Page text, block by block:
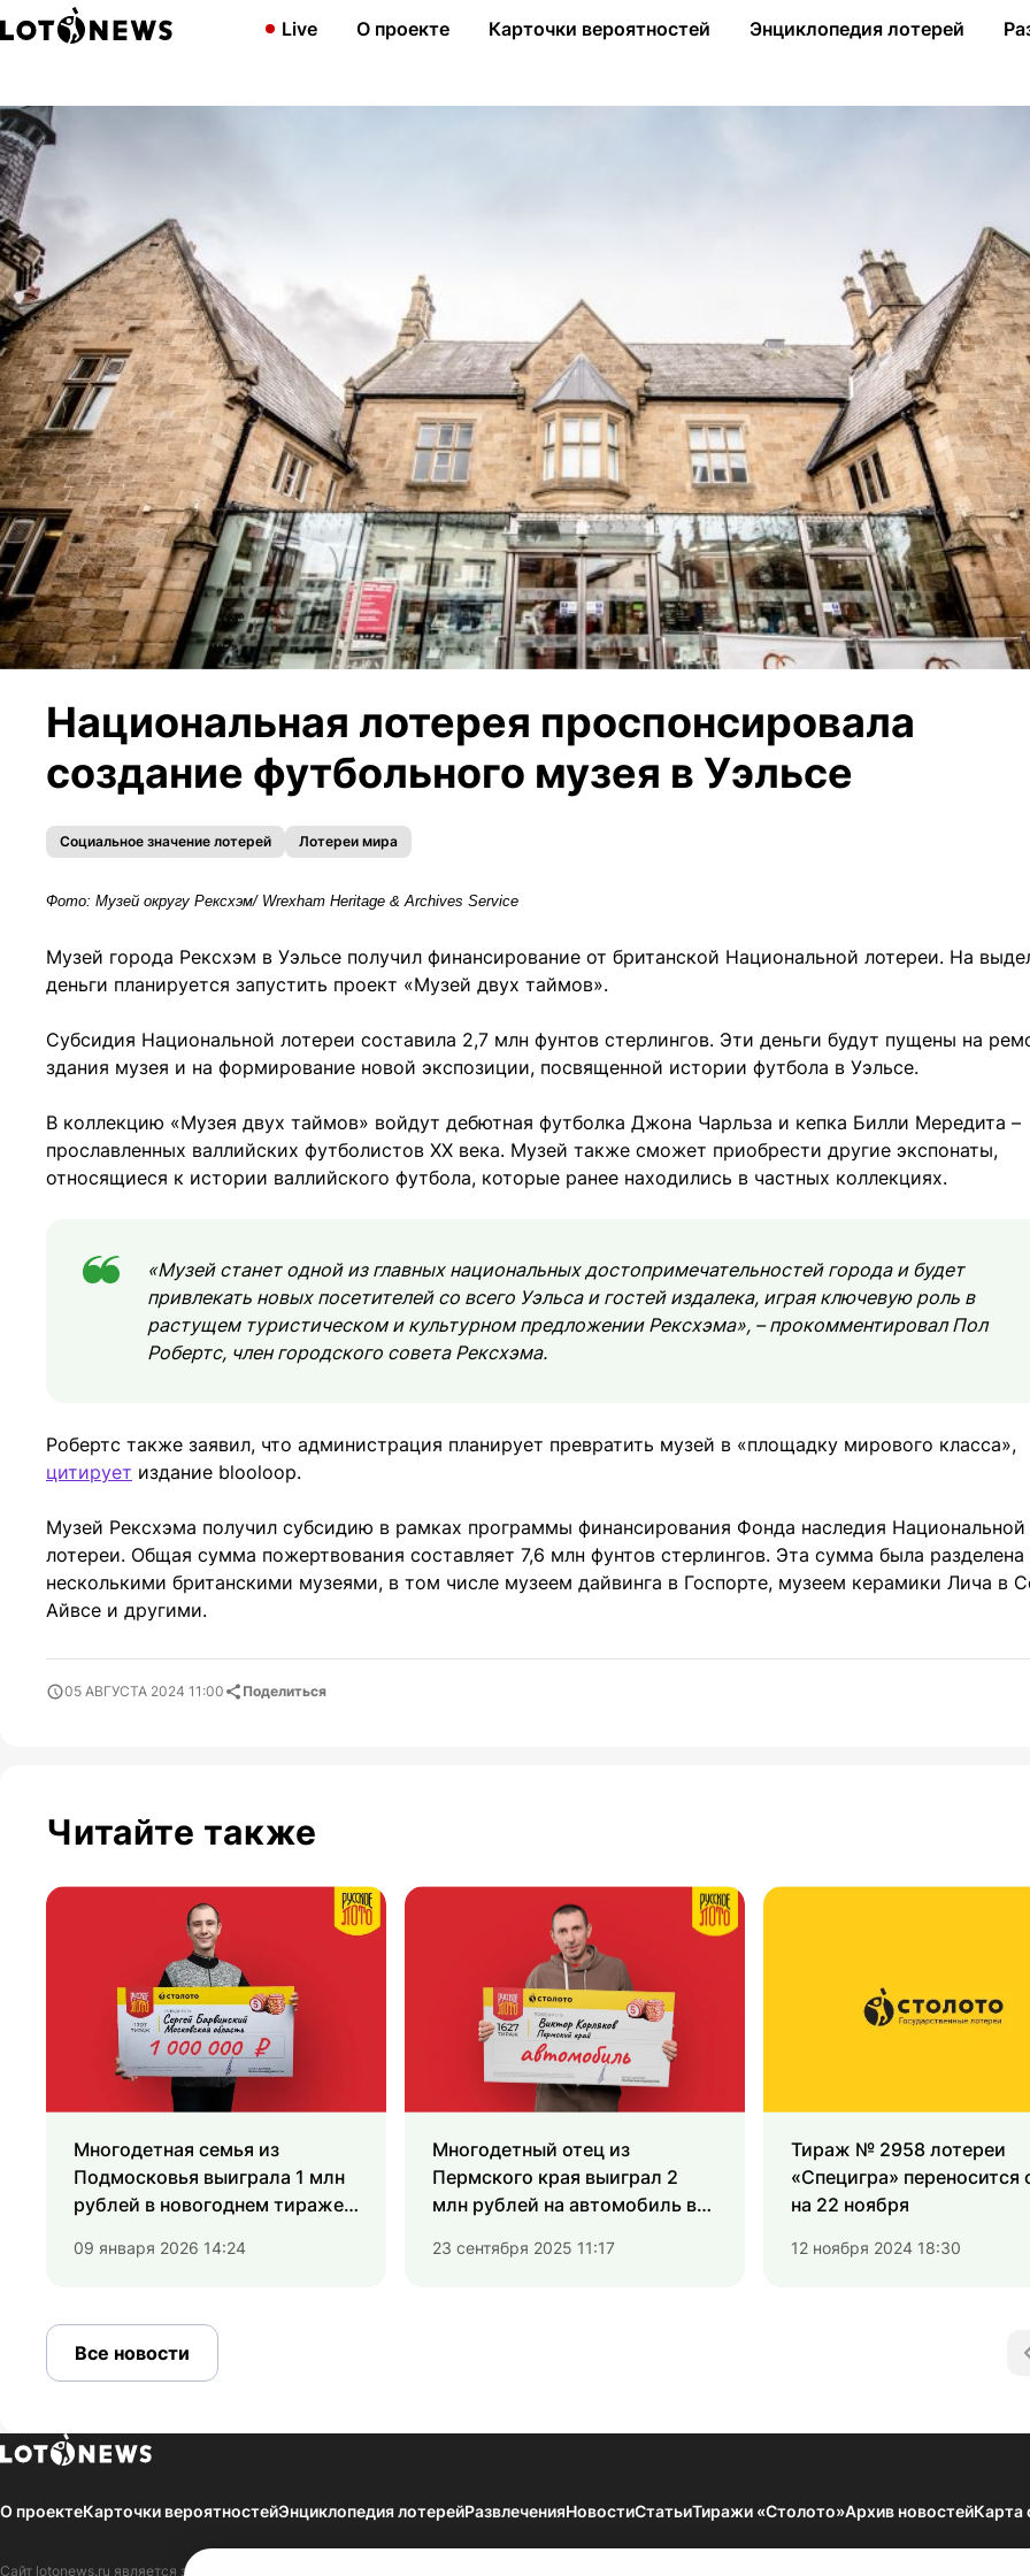
Live О проекте Карточки вероятностей Энциклопедия лотерей
Национальная лотерея проспонсировала
создание футбольного музея в Уэльсе
Социальное значение лотерей Лотереи мира
Фото: Музей округу Рексхэм/ Wrexham Heritage & Archives Service
Музей города Рексхэм в Уэльсе получил финансирование от британской Национальной лотереи. На
деньги планируется запустить проект «Музей двух таймов».
Субсидия Национальной лотереи составила 2,7 млн фунтов стерлингов. Эти деньги будут пущены на
здания музея и на формирование новой экспозиции, посвященной истории футбола в Уэльсе.
В коллекцию «Музея двух таймов» войдут дебютная футболка Джона Чарльза и кепка Билли Мередита –
прославленных валлийских футболистов XX века. Музей также сможет приобрести другие экспонаты,
относящиеся к истории валлийского футбола, которые ранее находились в частных коллекциях.
«Музей станет одной из главных национальных достопримечательностей города и будет
привлекать новых посетителей со всего Уэльса и гостей издалека, играя ключевую роль в
растущем туристическом и культурном предложении Рексхэма», – прокомментировал Пол
Робертс, член городского совета Рексхэма.
Робертс также заявил, что администрация планирует превратить музей в «площадку мирового класса»,
цитирует издание blooloop.
Музей Рексхэма получил субсидию в рамках программы финансирования Фонда наследия Национальной
лотереи. Общая сумма пожертвования составляет 7,6 млн фунтов стерлингов. Эта сумма была
несколькими британскими музеями, в том числе музеем дайвинга в Госпорте, музеем керамики Лича в
Айвсе и другими.
05 АВГУСТА 2024 11:00 Поделиться
Читайте также
Многодетная семья из
Подмосковья выиграла 1 млн
рублей в новогоднем тираже
09 января 2026 14:24
Многодетный отец из
Пермского края выиграл 2
млн рублей на автомобиль в
23 сентября 2025 11:17
Тираж № 2958 лотереи
«Специгра» переносится
на 22 ноября
12 ноября 2024 18:30
Все новости
О проектеКарточки вероятностейЭнциклопедия лотерейРазвлеченияНовостиСтатьиТиражи «Столото»Архив новостейКарта
Сайт lotonews.ru является зарегистрированным Средством массовой информации — Результаты тиражей Всероссийских государственных